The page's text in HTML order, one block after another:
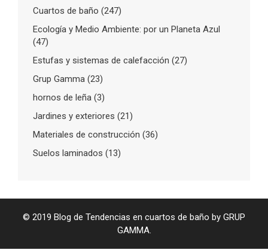
Cuartos de baño (247)
Ecología y Medio Ambiente: por un Planeta Azul
(47)
Estufas y sistemas de calefacción (27)
Grup Gamma (23)
hornos de leña (3)
Jardines y exteriores (21)
Materiales de construcción (36)
Suelos laminados (13)
© 2019 Blog de Tendencias en cuartos de baño by GRUP
GAMMA.